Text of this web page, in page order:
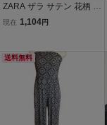
ZARA ザラ サテン 花柄 ベ
アトップ オールインワン
ィース
現在 1,104円
送料無料